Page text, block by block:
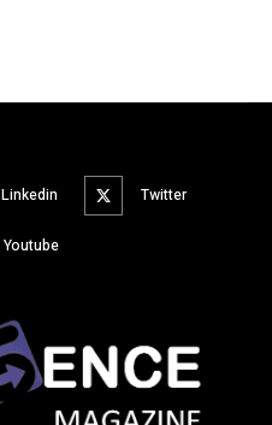
Linkedin Twitter
Youtube